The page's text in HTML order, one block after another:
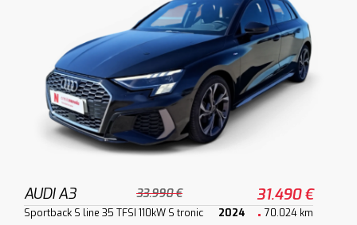
AUDI A3 33.990 € 31.490 €
Sportback S line 35 TFSI 110kW S tronic 2024 70.024 km